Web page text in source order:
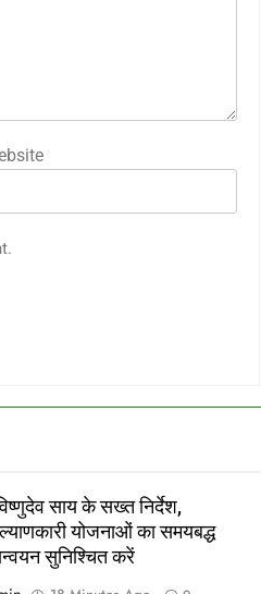
साय के सख्त निर्देश,
योजनाओं का समयबद्ध
सुनिश्चित करें